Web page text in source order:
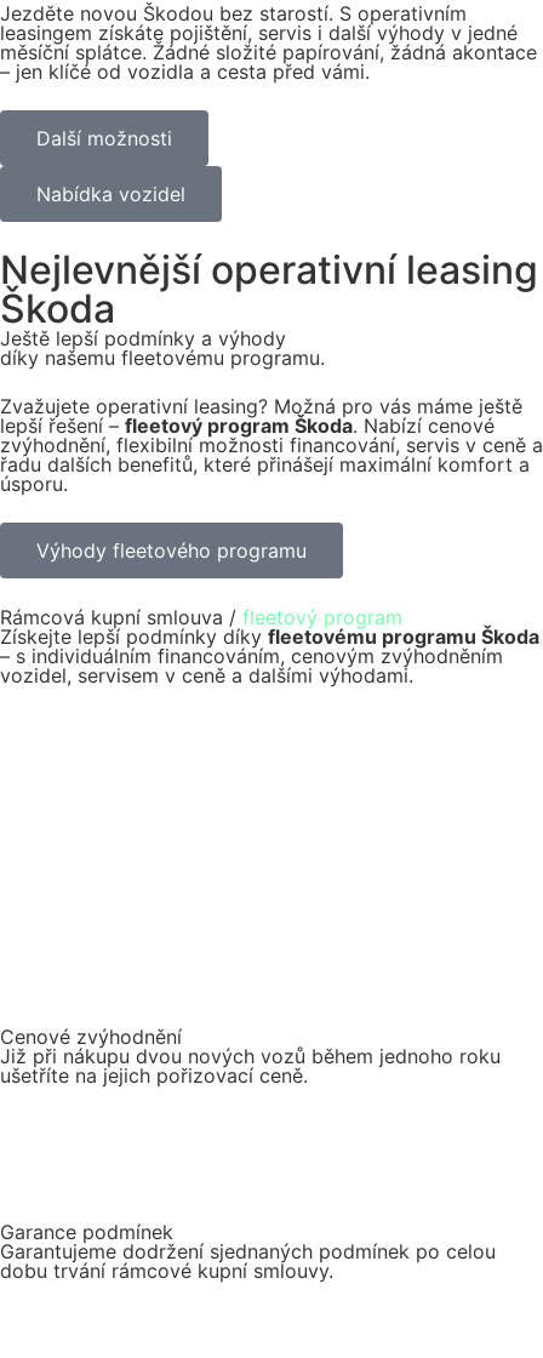
Jezděte novou Škodou bez starostí. S operativním
leasingem získáte pojištění, servis i další výhody v jedné
měsíční splátce. Žádné složité papírování, žádná akontace
– jen klíčé od vozidla a cesta před vámi.
Další možnosti
Nabídka vozidel
Nejlevnější operativní leasing
Škoda
Ještě lepší podmínky a výhody
díky našemu fleetovému programu.
Zvažujete operativní leasing? Možná pro vás máme ještě
lepší řešení – fleetový program Škoda. Nabízí cenové
zvýhodnění, flexibilní možnosti financování, servis v ceně a
řadu dalších benefitů, které přinášejí maximální komfort a
úsporu.
Výhody fleetového programu
Rámcová kupní smlouva / fleetový program
Získejte lepší podmínky díky fleetovému programu Škoda
– s individuálním financováním, cenovým zvýhodněním
vozidel, servisem v ceně a dalšími výhodami.
Cenové zvýhodnění
Již při nákupu dvou nových vozů během jednoho roku
ušetříte na jejich pořizovací ceně.
Garance podmínek
Garantujeme dodržení sjednaných podmínek po celou
dobu trvání rámcové kupní smlouvy.